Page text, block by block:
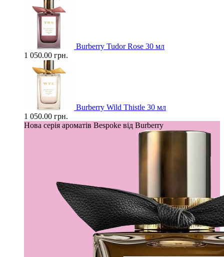
Burberry Tudor Rose 30 мл
1 050.00 грн.
Burberry Wild Thistle 30 мл
1 050.00 грн.
Нова серія ароматів Bespoke від Burberry